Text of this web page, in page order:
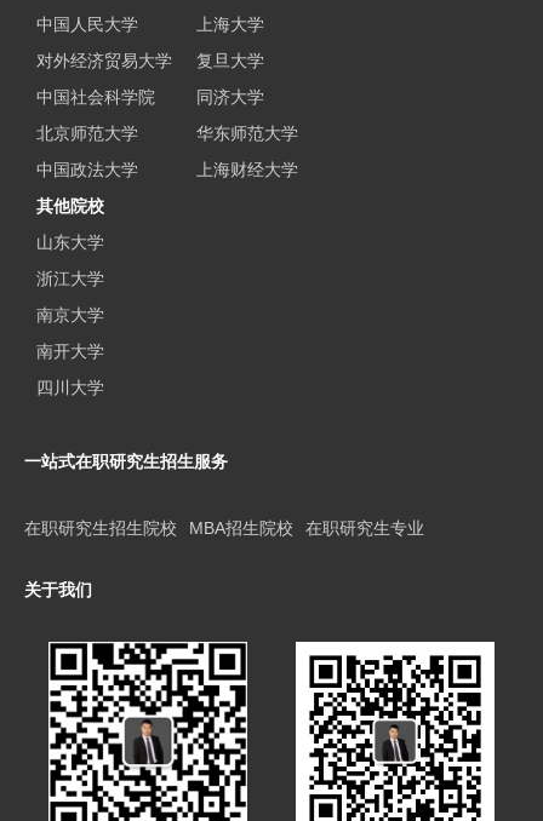
中国人民大学
对外经济贸易大学
中国社会科学院
北京师范大学
中国政法大学
上海大学
复旦大学
同济大学
华东师范大学
上海财经大学
其他院校
山东大学
浙江大学
南京大学
南开大学
四川大学
一站式在职研究生招生服务
在职研究生招生院校 MBA招生院校 在职研究生专业
关于我们